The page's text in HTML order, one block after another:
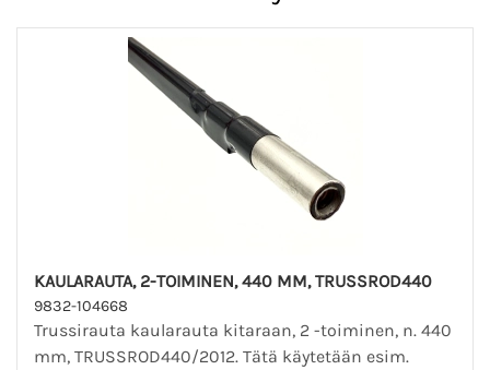
KAULARAUTA, 2-TOIMINEN, 440 MM, TRUSSROD440
9832-104668
Trussirauta kaularauta kitaraan, 2 -toiminen, n. 440
mm, TRUSSROD440/2012. Tätä käytetään esim.